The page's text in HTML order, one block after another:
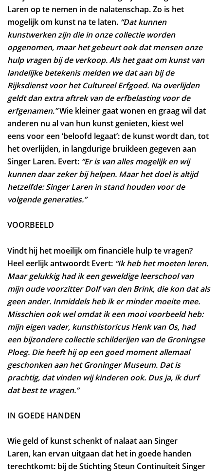
Laren op te nemen in de nalatenschap. Zo is het
mogelijk om kunst na te laten. “Dat kunnen
kunstwerken zijn die in onze collectie worden
opgenomen, maar het gebeurt ook dat mensen onze
hulp vragen bij de verkoop. Als het gaat om kunst van
landelijke betekenis melden we dat aan bij de
Rijksdienst voor het Cultureel Erfgoed. Na overlijden
geldt dan extra aftrek van de erfbelasting voor de
erfgenamen.”Wie kleiner gaat wonen en graag wil dat
anderen nu al van hun kunst genieten, kiest wel
eens voor een ‘beloofd legaat’: de kunst wordt dan, tot
het overlijden, in langdurige bruikleen gegeven aan
Singer Laren. Evert: “Er is van alles mogelijk en wij
kunnen daar zeker bij helpen. Maar het doel is altijd
hetzelfde: Singer Laren in stand houden voor de
volgende generaties.”
VOORBEELD
Vindt hij het moeilijk om financiële hulp te vragen?
Heel eerlijk antwoordt Evert: “Ik heb het moeten leren.
Maar gelukkig had ik een geweldige leerschool van
mijn oude voorzitter Dolf van den Brink, die kon dat als
geen ander. Inmiddels heb ik er minder moeite mee.
Misschien ook wel omdat ik een mooi voorbeeld heb:
mijn eigen vader, kunsthistoricus Henk van Os, had
een bijzondere collectie schilderijen van de Groningse
Ploeg. Die heeft hij op een goed moment allemaal
geschonken aan het Groninger Museum. Dat is
prachtig, dat vinden wij kinderen ook. Dus ja, ik durf
dat best te vragen.”
IN GOEDE HANDEN
Wie geld of kunst schenkt of nalaat aan Singer
Laren, kan ervan uitgaan dat het in goede handen
terechtkomt: bij de Stichting Steun Continuïteit Singer